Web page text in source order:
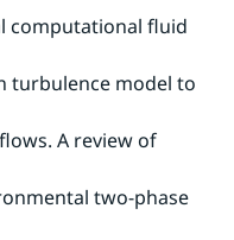
computational fluid
turbulence model to
A review of
two-phase